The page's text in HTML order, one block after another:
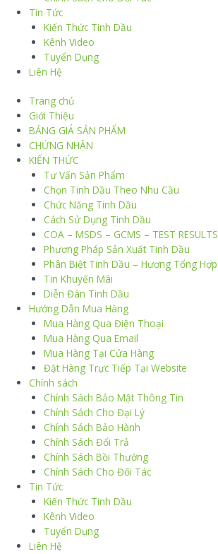
Tin Tức
Kiến Thức Tinh Dầu
Kênh Video
Tuyển Dụng
Liên Hệ
Trang chủ
Giới Thiệu
BẢNG GIÁ SẢN PHẨM
CHỨNG NHẬN
KIẾN THỨC
Tư Vấn Sản Phẩm
Chọn Tinh Dầu Theo Nhu Cầu
Chức Năng Tinh Dầu
Cách Sử Dụng Tinh Dầu
COA – MSDS – GCMS – TEST RESULTS
Phương Pháp Sản Xuất Tinh Dầu
Phân Biệt Tinh Dầu – Hương Tổng Hợp
Tin Khuyến Mãi
Diễn Đàn Tinh Dầu
Hướng Dẫn Mua Hàng
Mua Hàng Qua Điện Thoại
Mua Hàng Qua Email
Mua Hàng Tại Cửa Hàng
Đặt Hàng Trực Tiếp Tại Website
Chính sách
Chính Sách Bảo Mật Thông Tin
Chính Sách Cho Đại Lý
Chính Sách Bảo Hành
Chính Sách Đổi Trả
Chính Sách Bồi Thường
Chính Sách Cho Đối Tác
Tin Tức
Kiến Thức Tinh Dầu
Kênh Video
Tuyển Dụng
Liên Hệ